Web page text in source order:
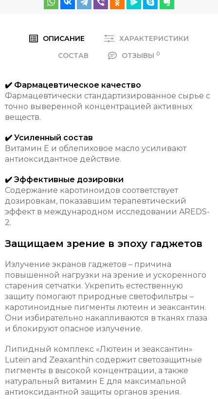
ОПИСАНИЕ
ХАРАКТЕРИСТИКИ
СОСТАВ
ОТЗЫВЫ 0
✔️ Фармацевтическое качество
Фармацевтически стандартизированное сырье с
точно выверенной концентрацией активных
веществ.
✔️ Усиленный состав
Витамин Е и облепиховое масло усиливают
антиоксидантное действие.
✔️ Эффективные дозировки
Содержание каротиноидов соответствует
дозировкам, показавшим терапевтический
эффект в международном исследовании AREDS-
2.
Защищаем зрение в эпоху гаджетов
Излучение экранов гаджетов – причина
повышенной нагрузки на зрение и ускоренного
старения сетчатки. Укрепить естественную
защиту помогают природные светофильтры –
каротиноидные пигменты лютеин и зеаксантин.
Они избирательно накапливаются в тканях глаза
и блокируют опасное излучение.
Липидный комплекс «Лютеин и зеаксантин»
Lutein and Zeaxanthin содержит светозащитные
пигменты в высокой концентрации, а также
натуральный витамин Е для максимальной
антиоксидантной защиты органов зрения.